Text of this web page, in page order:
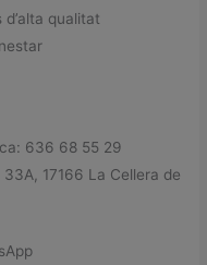
qualitat
636 68 55 29
17166 La Cellera de